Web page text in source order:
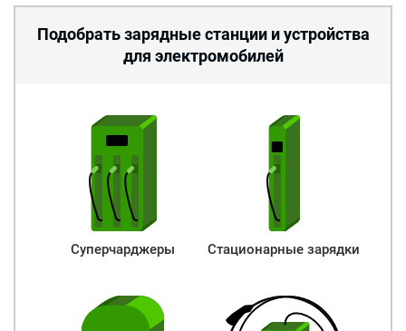
Подобрать зарядные станции и устройства
для электромобилей
Суперчарджеры Стационарные зарядки